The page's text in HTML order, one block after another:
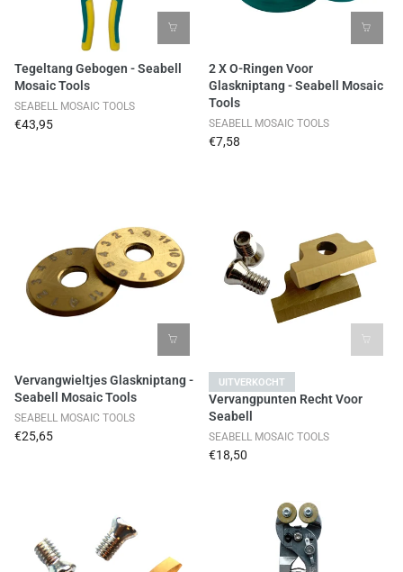
Tegeltang Gebogen - Seabell
Mosaic Tools
SEABELL MOSAIC TOOLS
€43,95
2 X O-Ringen Voor
Glaskniptang - Seabell Mosaic
Tools
SEABELL MOSAIC TOOLS
€7,58
Vervangwieltjes Glaskniptang -
Seabell Mosaic Tools
SEABELL MOSAIC TOOLS
€25,65
UITVERKOCHT
Vervangpunten Recht Voor
Seabell
SEABELL MOSAIC TOOLS
€18,50